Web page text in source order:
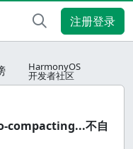
注册登录
HarmonyOS
开发者社区
compacting...不自